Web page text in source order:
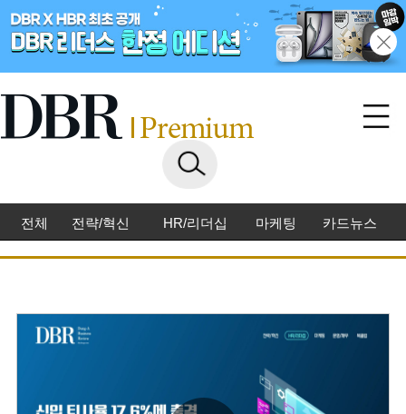
전체 전략/혁신 HR/리더십 마케팅 카드뉴스